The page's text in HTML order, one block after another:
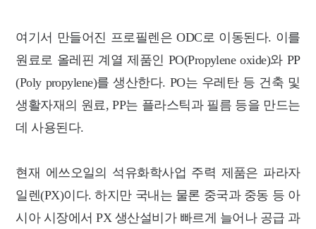
여기서 만들어진 프로필렌은 ODC로 이동된다. 이를
원료로 올레핀 계열 제품인 PO(Propylene oxide)와 PP
(Poly propylene)를 생산한다. PO는 우레탄 등 건축 및
생활자재의 원료, PP는 플라스틱과 필름 등을 만드는
데 사용된다.
현재 에쓰오일의 석유화학사업 주력 제품은 파라자
일렌(PX)이다. 하지만 국내는 물론 중국과 중동 등 아
시아 시장에서 PX 생산설비가 빠르게 늘어나 공급 과